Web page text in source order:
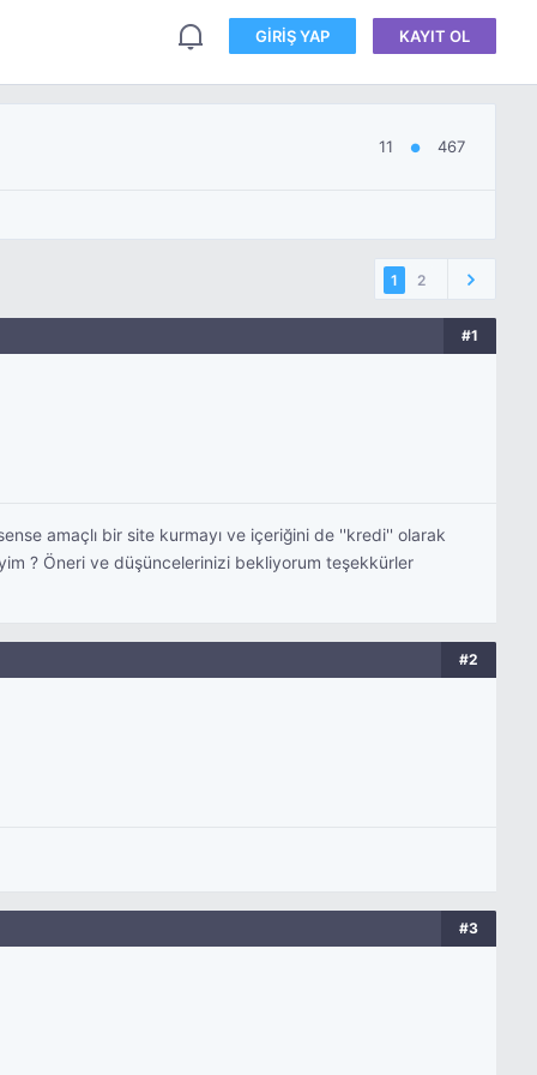
GIRIŞ YAP KAYIT OL
11 ● 467
1 2
#1
amaçlı bir site kurmayı ve içeriğini de ''kredi'' olarak
? Öneri ve düşüncelerinizi bekliyorum teşekkürler
#2
#3